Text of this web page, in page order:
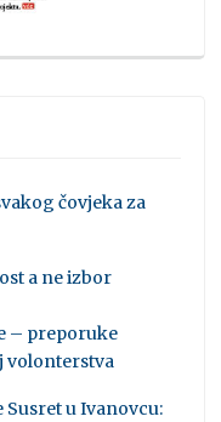
čovjeka za
a ne izbor
– preporuke
volonterstva
u Ivanovcu: